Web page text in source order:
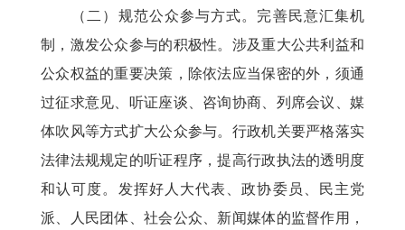
（二）规范公众参与方式。完善民意汇集机
制，激发公众参与的积极性。涉及重大公共利益和
公众权益的重要决策，除依法应当保密的外，须通
过征求意见、听证座谈、咨询协商、列席会议、媒
体吹风等方式扩大公众参与。行政机关要严格落实
法律法规规定的听证程序，提高行政执法的透明度
和认可度。发挥好人大代表、政协委员、民主党
派、人民团体、社会公众、新闻媒体的监督作用，